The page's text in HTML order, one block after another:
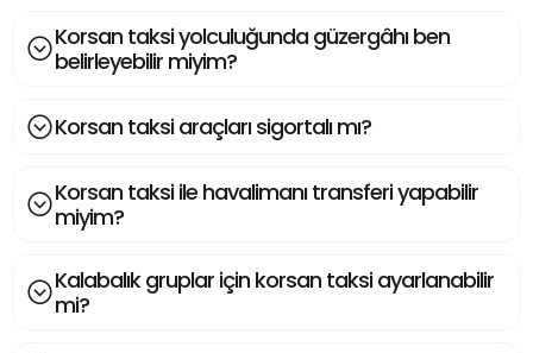
Korsan taksi yolculuğunda güzergâhı ben
belirleyebilir miyim?
Korsan taksi araçları sigortalı mı?
Korsan taksi ile havalimanı transferi yapabilir
miyim?
Kalabalık gruplar için korsan taksi ayarlanabilir
mi?